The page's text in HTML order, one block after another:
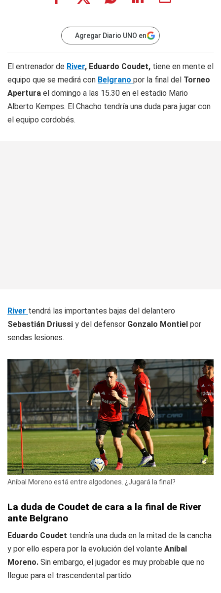
Agregar Diario UNO en
El entrenador de River, Eduardo Coudet, tiene en mente el
equipo que se medirá con Belgrano por la final del Torneo
Apertura el domingo a las 15.30 en el estadio Mario
Alberto Kempes. El Chacho tendría una duda para jugar con
el equipo cordobés.
River tendrá las importantes bajas del delantero
Sebastián Driussi y del defensor Gonzalo Montiel por
sendas lesiones.
Aníbal Moreno está entre algodones. ¿Jugará la final?
La duda de Coudet de cara a la final de River
ante Belgrano
Eduardo Coudet tendría una duda en la mitad de la cancha
y por ello espera por la evolución del volante Aníbal
Moreno. Sin embargo, el jugador es muy probable que no
llegue para el trascendental partido.